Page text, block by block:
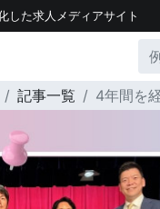
した求人メディアサイト
記事一覧 4年間を